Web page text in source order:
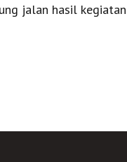
jalan hasil kegiatan